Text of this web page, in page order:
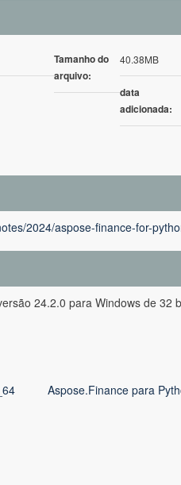
Tamanho do
arquivo:
40.38MB
data
adicionada:
2024/aspose-finance-for-
24.2.0 para Windows de 32
Aspose.Finance para